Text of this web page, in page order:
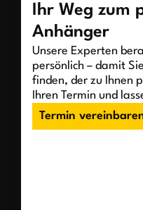
Ihr Weg zum
Anhänger
Unsere Experten
persönlich – damit
finden, der zu Ihnen
Ihren Termin und
Termin